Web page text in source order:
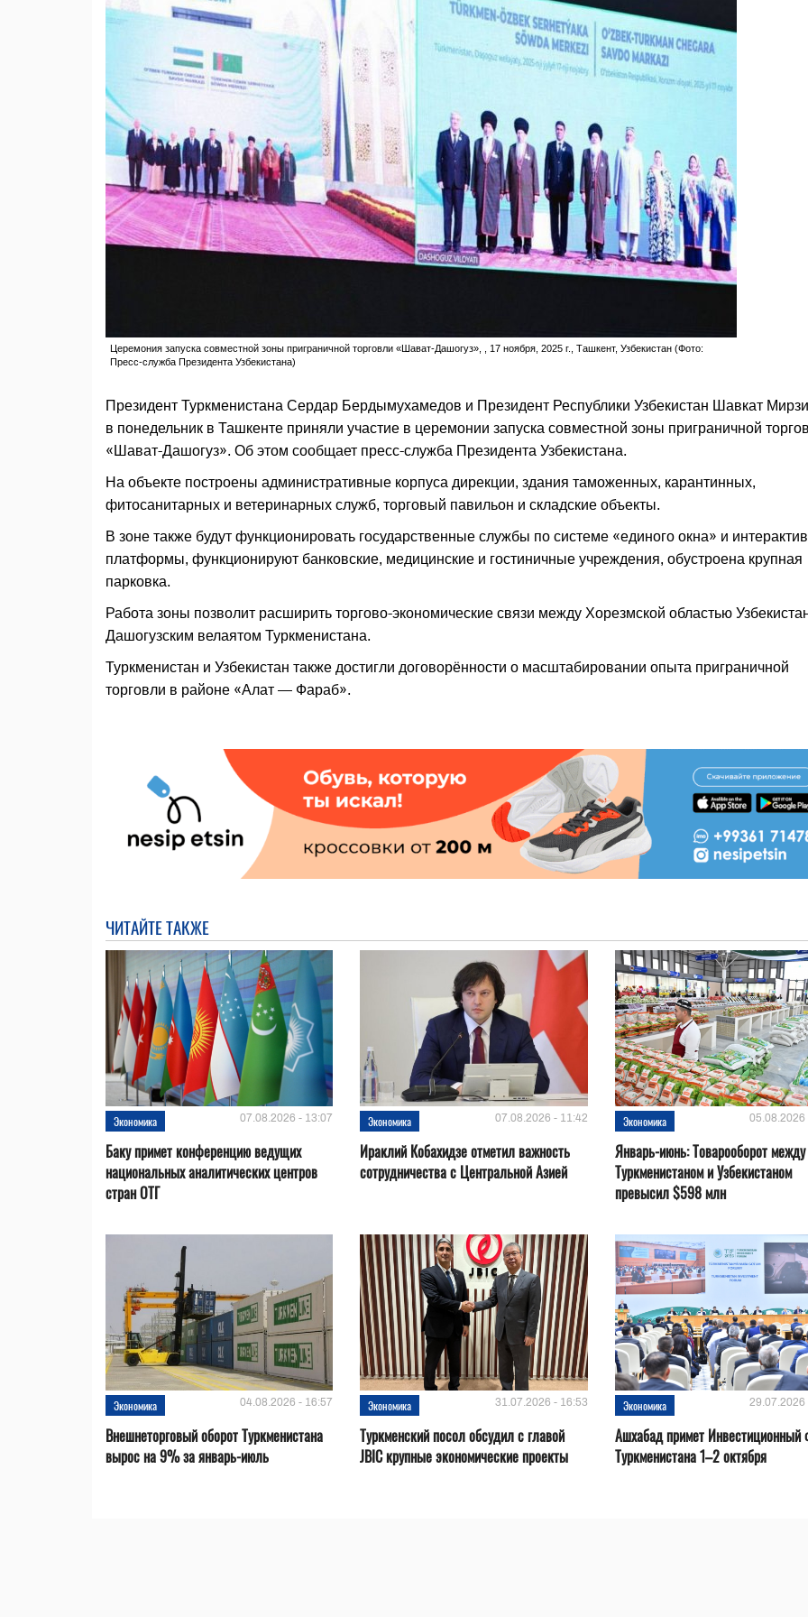
Церемония запуска совместной зоны приграничной торговли «Шават-Дашогуз», , 17 ноября, 2025 г., Ташкент, Узбекистан (Фото:
Пресс-служба Президента Узбекистана)
Президент Туркменистана Сердар Бердымухамедов и Президент Республики Узбекистан Шавкат
в понедельник в Ташкенте приняли участие в церемонии запуска совместной зоны приграничной
«Шават-Дашогуз». Об этом сообщает пресс-служба Президента Узбекистана.
На объекте построены административные корпуса дирекции, здания таможенных, карантинных,
фитосанитарных и ветеринарных служб, торговый павильон и складские объекты.
В зоне также будут функционировать государственные службы по системе «единого окна» и
платформы, функционируют банковские, медицинские и гостиничные учреждения, обустроена крупная
парковка.
Работа зоны позволит расширить торгово-экономические связи между Хорезмской областью
Дашогузским велаятом Туркменистана.
Туркменистан и Узбекистан также достигли договорённости о масштабировании опыта приграничной
торговли в районе «Алат — Фараб».
ЧИТАЙТЕ ТАКЖЕ
Экономика 07.08.2026 - 13:07
Баку примет конференцию ведущих
национальных аналитических центров
стран ОТГ
Экономика 07.08.2026 - 11:42
Ираклий Кобахидзе отметил важность
сотрудничества с Центральной Азией
Экономика 05.08.2026
Январь-июнь: Товарооборот между
Туркменистаном и Узбекистаном
превысил $598 млн
Экономика 04.08.2026 - 16:57
Внешнеторговый оборот Туркменистана
вырос на 9% за январь-июль
Экономика 31.07.2026 - 16:53
Туркменский посол обсудил с главой
JBIC крупные экономические проекты
Экономика 29.07.2026
Ашхабад примет Инвестиционный
Туркменистана 1–2 октября